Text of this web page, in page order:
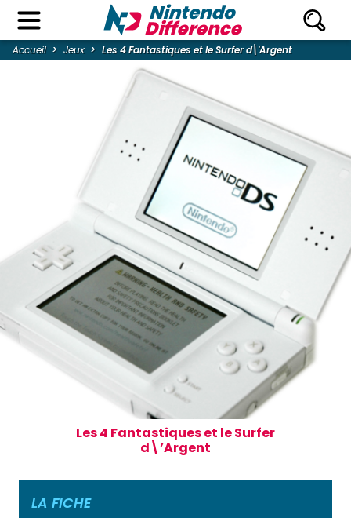
Accueil Jeux Les 4 Fantastiques et le Surfer d\'Argent
Les 4 Fantastiques et le Surfer
d\’Argent
LA FICHE